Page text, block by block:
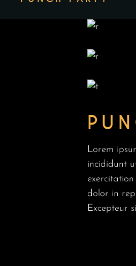
Lorem
incididunt
dolor in
Excepteur